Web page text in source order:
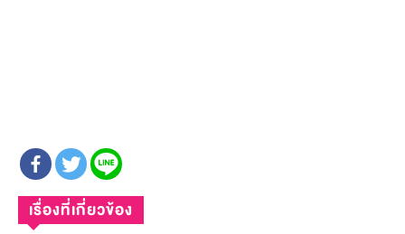
เรื่องที่เกี่ยวข้อง